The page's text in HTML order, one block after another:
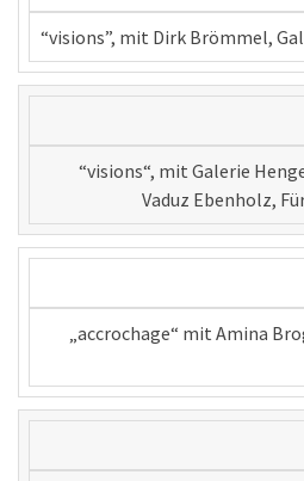
“visions”, mit Dirk Brömmel,
“visions“, mit Galerie
Vaduz Ebenholz,
„accrochage“ mit Amina